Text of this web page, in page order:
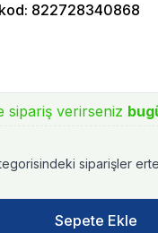
: 822728340868
sipariş verirseniz
siparişler
Sepete Ekle